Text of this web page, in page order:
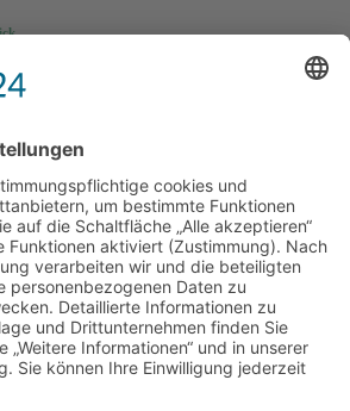
Wärmeplanung steht vor der
auf dynamische Entwicklungen reagieren
Kieler*innen, der Stadtwerke Kiel AG
ist dabei essenziell, um die
klimagerecht zu gestalten. Ein zentraler
Öffentlichkeitsarbeit, die über
Stadtteilver­anstaltungen und individuelle
dass die Kieler*innen informiert und
oder Wärmepumpe, wir schlagen mit
für alle Kieler*innen die optimale Lösung
der Umsetzung“, sagt Stadträtin Alke Voß.